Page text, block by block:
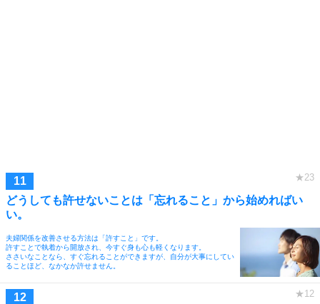
どうしても許せないことは「忘れること」から始めればい
い。
夫婦関係を改善させる方法は「許すこと」です。
許すことで執着から開放され、今すぐ身も心も軽くなります。
ささいなことなら、すぐ忘れることができますが、自分が大事にしてい
ることほど、なかなか許せません。